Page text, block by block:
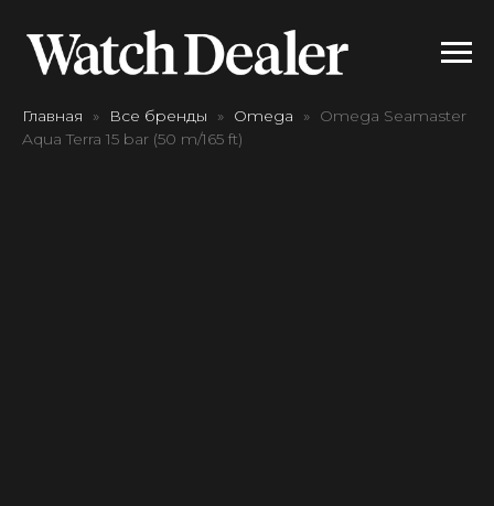
Главная Все бренды Omega
Omega Seamaster
Aqua Terra 15 bar (50 m/165 ft)